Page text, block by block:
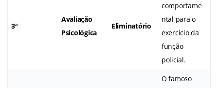
3ª
Avaliação
Psicológica
Eliminatório
comportame
ntal para o
exercício da
função
policial.
O famoso